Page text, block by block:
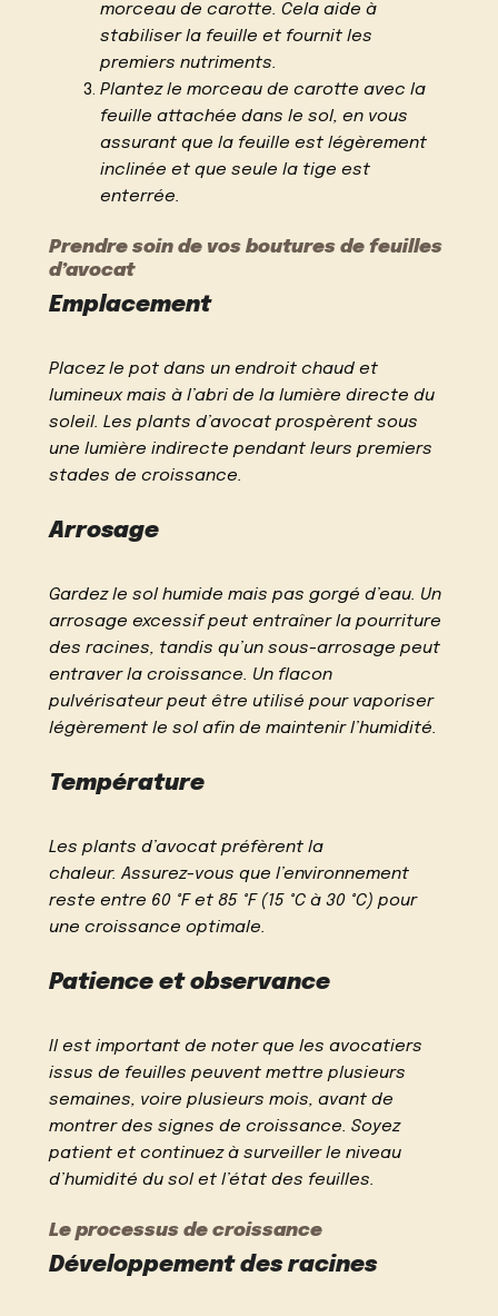
morceau de carotte. Cela aide à
stabiliser la feuille et fournit les
premiers nutriments.
Plantez le morceau de carotte avec la
feuille attachée dans le sol, en vous
assurant que la feuille est légèrement
inclinée et que seule la tige est
enterrée.
Prendre soin de vos boutures de feuilles
d’avocat
Emplacement
Placez le pot dans un endroit chaud et
lumineux mais à l’abri de la lumière directe du
soleil. Les plants d’avocat prospèrent sous
une lumière indirecte pendant leurs premiers
stades de croissance.
Arrosage
Gardez le sol humide mais pas gorgé d’eau. Un
arrosage excessif peut entraîner la pourriture
des racines, tandis qu’un sous-arrosage peut
entraver la croissance. Un flacon
pulvérisateur peut être utilisé pour vaporiser
légèrement le sol afin de maintenir l’humidité.
Température
Les plants d’avocat préfèrent la
chaleur. Assurez-vous que l’environnement
reste entre 60 °F et 85 °F (15 °C à 30 °C) pour
une croissance optimale.
Patience et observance
Il est important de noter que les avocatiers
issus de feuilles peuvent mettre plusieurs
semaines, voire plusieurs mois, avant de
montrer des signes de croissance. Soyez
patient et continuez à surveiller le niveau
d’humidité du sol et l’état des feuilles.
Le processus de croissance
Développement des racines